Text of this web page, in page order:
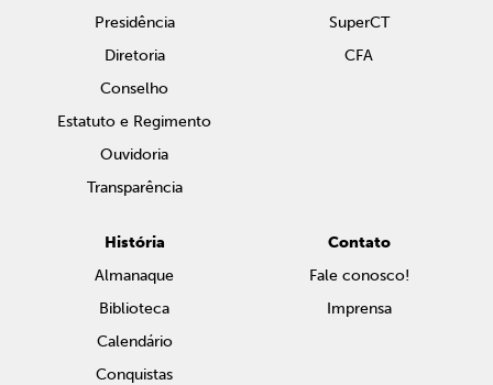
Presidência
Diretoria
Conselho
Estatuto e Regimento
Ouvidoria
Transparência
SuperCT
CFA
História
Almanaque
Biblioteca
Calendário
Conquistas
Contato
Fale conosco!
Imprensa